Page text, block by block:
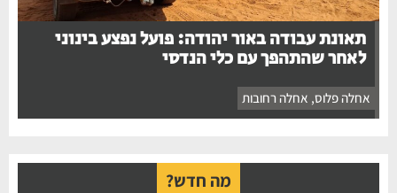
תאונת עבודה באור יהודה: פועל נפצע בינוני
לאחר שהתהפך עם כלי הנדסי
אחלה פלוס, אחלה רחובות
מה חדש?